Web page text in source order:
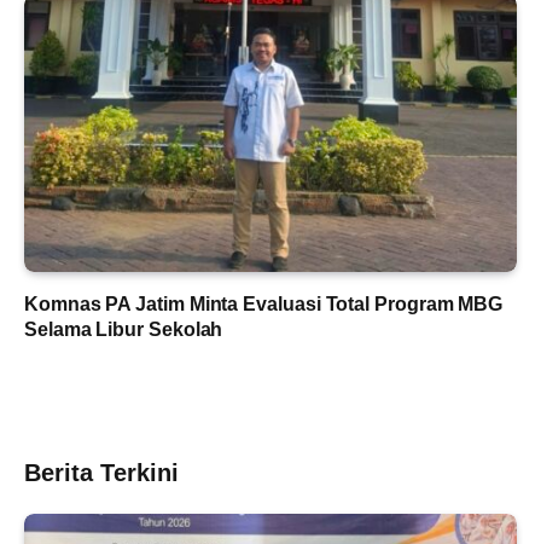
Komnas PA Jatim Minta Evaluasi Total Program MBG
Selama Libur Sekolah
Berita Terkini